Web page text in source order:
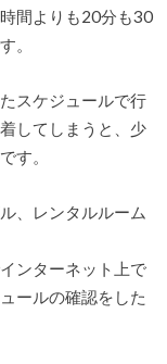
間よりも20分も30
。
スケジュールで行
してしまうと、少
す。
、レンタルルーム
ンターネット上で
ールの確認をした